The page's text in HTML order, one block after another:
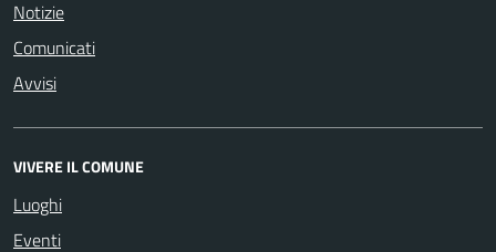
Notizie
Comunicati
Avvisi
VIVERE IL COMUNE
Luoghi
Eventi